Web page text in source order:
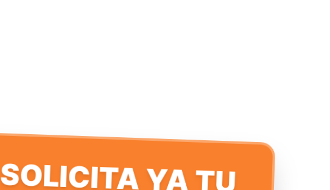
SOLICITA YA TU